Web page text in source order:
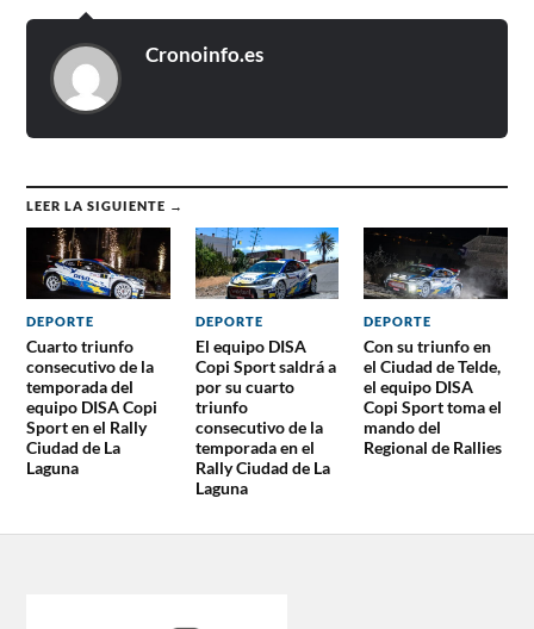
Cronoinfo.es
LEER LA SIGUIENTE →
DEPORTE
Cuarto triunfo
consecutivo de la
temporada del
equipo DISA Copi
Sport en el Rally
Ciudad de La
Laguna
DEPORTE
El equipo DISA
Copi Sport saldrá a
por su cuarto
triunfo
consecutivo de la
temporada en el
Rally Ciudad de La
Laguna
DEPORTE
Con su triunfo en
el Ciudad de Telde,
el equipo DISA
Copi Sport toma el
mando del
Regional de Rallies